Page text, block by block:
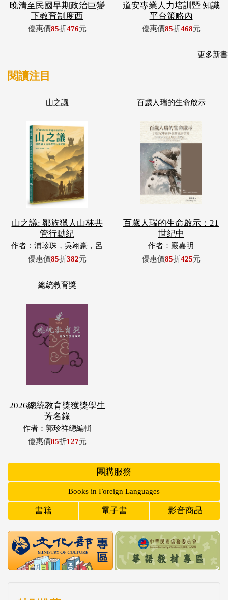
晚清至民國早期政治巨變
下教育制度西
優惠價85折476元
道安專業人力培訓暨 知識
平台策略內
優惠價85折468元
更多新書
閱讀注目
山之議
山之議: 鄒族獵人山林共
管行動紀
作者：浦珍珠，吳翊豪，呂
翊齊，張惠東，許玉青，王
優惠價85折382元
百歲人瑞的生命啟示
百歲人瑞的生命啟示：21
世紀中
作者：嚴嘉明
優惠價85折425元
總統教育獎
2026總統教育獎獲獎學生
芳名錄
作者：郭珍祥總編輯
優惠價85折127元
團購服務
Books in Foreign Languages
書籍 電子書 影音商品